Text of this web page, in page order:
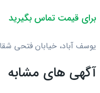
برای قیمت تماس بگیرید
یوسف آباد، خیابان فتحی
آگهی های مشابه